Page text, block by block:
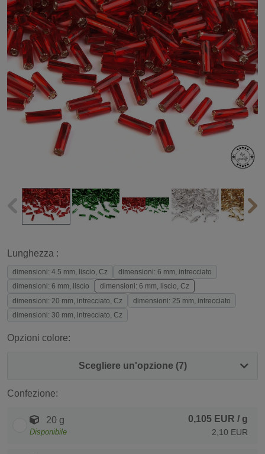
Lunghezza :
dimensioni: 4.5 mm, liscio, Cz
dimensioni: 6 mm, intrecciato
dimensioni: 6 mm, liscio
dimensioni: 6 mm, liscio, Cz
dimensioni: 20 mm, intrecciato, Cz
dimensioni: 25 mm, intrecciato
dimensioni: 30 mm, intrecciato, Cz
Opzioni colore:
Scegliere un'opzione (7)
Confezione:
20 g
Disponibile
0,105 EUR / g
2,10 EUR